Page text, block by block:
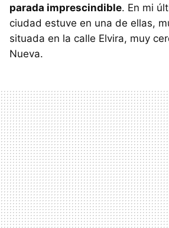
parada imprescindible. En mi
ciudad estuve en una de ellas,
situada en la calle Elvira, muy
Nueva.